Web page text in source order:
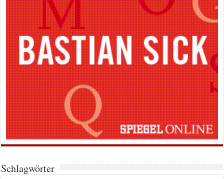
Schlagwörter